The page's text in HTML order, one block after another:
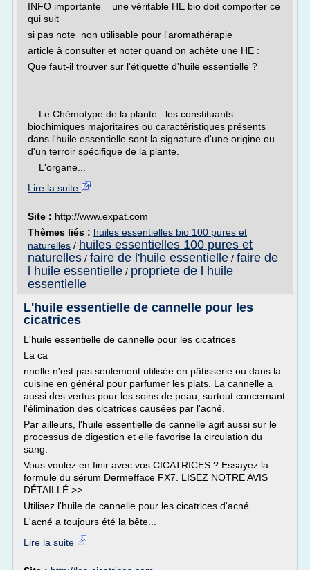
INFO importante une véritable HE bio doit comporter ce
qui suit
si pas note non utilisable pour l'aromathérapie
article à consulter et noter quand on achète une HE :
Que faut-il trouver sur l'étiquette d'huile essentielle ?
Le Chémotype de la plante : les constituants
biochimiques majoritaires ou caractéristiques présents
dans l'huile essentielle sont la signature d'une origine ou
d'un terroir spécifique de la plante.
L'organe...
Lire la suite
Site : http://www.expat.com
Thèmes liés : huiles essentielles bio 100 pures et
naturelles / huiles essentielles 100 pures et
naturelles / faire de l'huile essentielle / faire de
l huile essentielle / propriete de l huile
essentielle
L'huile essentielle de cannelle pour les
cicatrices
L'huile essentielle de cannelle pour les cicatrices
La ca
nnelle n'est pas seulement utilisée en pâtisserie ou dans la
cuisine en général pour parfumer les plats. La cannelle a
aussi des vertus pour les soins de peau, surtout concernant
l'élimination des cicatrices causées par l'acné.
Par ailleurs, l'huile essentielle de cannelle agit aussi sur le
processus de digestion et elle favorise la circulation du
sang.
Vous voulez en finir avec vos CICATRICES ? Essayez la
formule du sérum Dermefface FX7. LISEZ NOTRE AVIS
DÉTAILLÉ >>
Utilisez l'huile de cannelle pour les cicatrices d'acné
L'acné a toujours été la bête...
Lire la suite